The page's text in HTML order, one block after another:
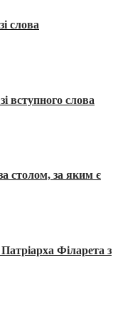
слова
вступного слова
столом, за яким є
Філарета з